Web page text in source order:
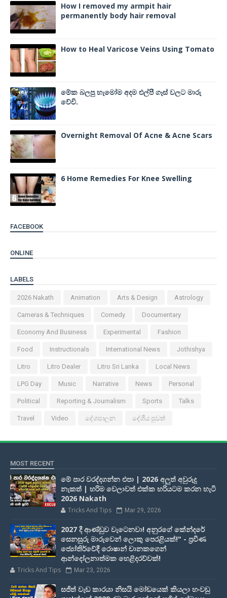
How I removed my armpit hair
permanently body hair removal
How to Heal Varicose Veins Using Tomato
මේක බලපු හැමෝම අදම එල්පී ගෑස් වලට මාරු
වේවි.
Overnight Removal Of Acne & Acne Scars
6 Home Remedies For Knee Swelling
FACEBOOK
ONLINE
LABELS
2026 Nakath Animation Arts & Design Astrology
Cameras & Techniques Comedy Documentary
Economy And Business Experimental Fashion
Food Instructionals International News Jothishya
Litro Litro Dealer Litro Sri Lanka Local News
LPG Day Music Narrative News Personal
Political Reporting & Journalism Sports Talks
Travel Video දේශපාලන දේශීය පුවත්
MOST RECENT
මේ පාර වරද්දගන්න එපා | 2026 අලුත් අවුරුදු
නැකත් | හරිම වෙලාවත් එක්ක හරියටම කරන හැටි
2026 Nakath
Tricks And Tips Mar 29, 2026
2027 දී ආණ්ඩුව වැටෙනවා! අනුරගේ කේන්දරේ
සෙනසුරු මාරුවෙන් ලොකු පෙරළියක්!" - ප්‍රවීණ
ජ්‍යෝතිර්වේදී රොෂාන් චානකගෙන්
ආන්දෝලනාත්මක හෙළිදරව්වක්!
Tricks And Tips Mar 23, 2026
සජිත් වැඩ කාරයා නිසයි මෝඩයෙක් කියලා හංවඩු